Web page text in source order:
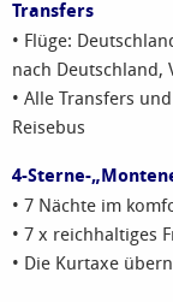
Transfers
• Flüge:
nach Deutschland,
• Alle Transfers
Reisebus
4-Sterne-
• 7 Nächte im
• 7 x reichhaltiges
• Die Kurtaxe